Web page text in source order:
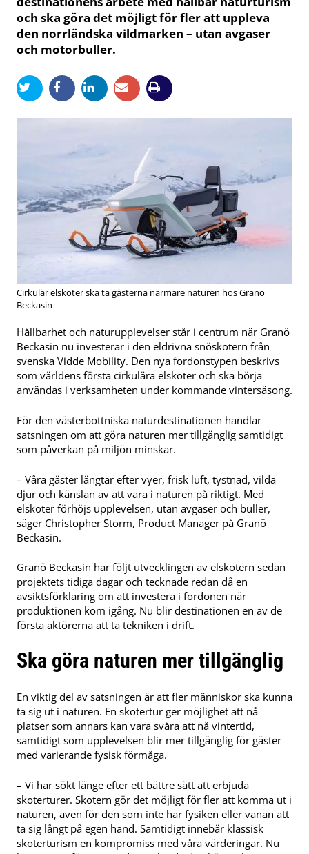
och ska göra det möjligt för fler att uppleva
den norrländska vildmarken – utan avgaser
och motorbuller.
Cirkulär elskoter ska ta gästerna närmare naturen hos Granö
Beckasin
Hållbarhet och naturupplevelser står i centrum när Granö
Beckasin nu investerar i den eldrivna snöskotern från
svenska Vidde Mobility. Den nya fordonstypen beskrivs
som världens första cirkulära elskoter och ska börja
användas i verksamheten under kommande vintersäsong.
För den västerbottniska naturdestinationen handlar
satsningen om att göra naturen mer tillgänglig samtidigt
som påverkan på miljön minskar.
– Våra gäster längtar efter vyer, frisk luft, tystnad, vilda
djur och känslan av att vara i naturen på riktigt. Med
elskoter förhöjs upplevelsen, utan avgaser och buller,
säger Christopher Storm, Product Manager på Granö
Beckasin.
Granö Beckasin har följt utvecklingen av elskotern sedan
projektets tidiga dagar och tecknade redan då en
avsiktsförklaring om att investera i fordonen när
produktionen kom igång. Nu blir destinationen en av de
första aktörerna att ta tekniken i drift.
Ska göra naturen mer tillgänglig
En viktig del av satsningen är att fler människor ska kunna
ta sig ut i naturen. En skotertur ger möjlighet att nå
platser som annars kan vara svåra att nå vintertid,
samtidigt som upplevelsen blir mer tillgänglig för gäster
med varierande fysisk förmåga.
– Vi har sökt länge efter ett bättre sätt att erbjuda
skoterturer. Skotern gör det möjligt för fler att komma ut i
naturen, även för den som inte har fysiken eller vanan att
ta sig långt på egen hand. Samtidigt innebär klassisk
skoterturism en kompromiss med våra värderingar. Nu